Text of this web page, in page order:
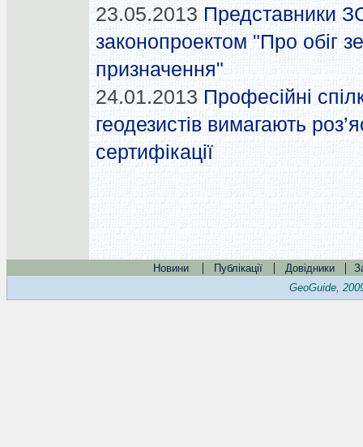
23.05.2013 Представники
законопроектом "Про обіг
призначення"
24.01.2013 Професійні
геодезистів вимагають
сертифікації
Новини | Публікації | Довідники |
GeoGuide,